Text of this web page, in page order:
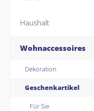
Haushalt
Wohnaccessoires
Dekoration
Geschenkartikel
Für Sie